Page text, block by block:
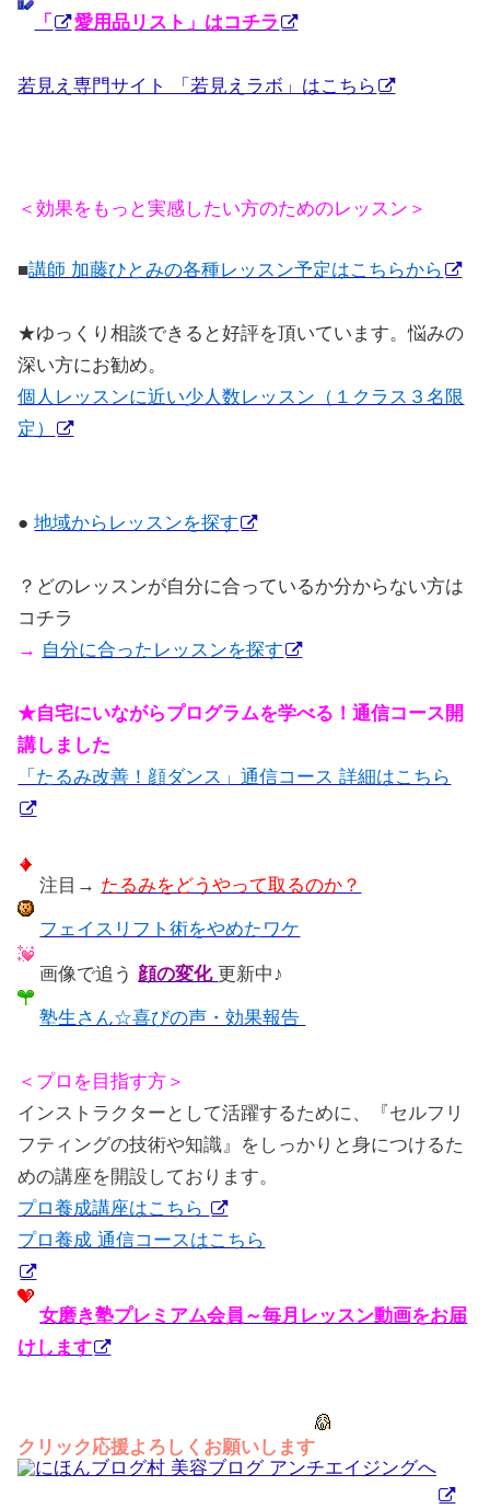
「 愛用品リスト」はコチラ
若見え専門サイト 「若見えラボ」はこちら
＜効果をもっと実感したい方のためのレッスン＞
■講師 加藤ひとみの各種レッスン予定はこちらから
★ゆっくり相談できると好評を頂いています。悩みの
深い方にお勧め。
個人レッスンに近い少人数レッスン（１クラス３名限
定）
●地域からレッスンを探す
？どのレッスンが自分に合っているか分からない方は
コチラ
→ 自分に合ったレッスンを探す
★自宅にいながらプログラムを学べる！通信コース開
講しました
「たるみ改善！顔ダンス」通信コース 詳細はこちら
注目→ たるみをどうやって取るのか？
フェイスリフト術をやめたワケ
画像で追う 顔の変化更新中♪
塾生さん☆喜びの声・効果報告
＜プロを目指す方＞
インストラクターとして活躍するために、『セルフリ
フティングの技術や知識』をしっかりと身につけるた
めの講座を開設しております。
プロ養成講座はこちら
プロ養成 通信コースはこちら
女磨き塾プレミアム会員～毎月レッスン動画をお届
けします
クリック応援よろしくお願いします